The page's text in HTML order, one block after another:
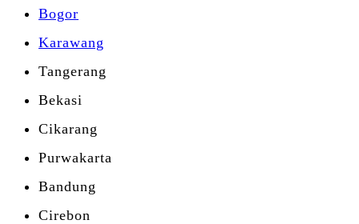
Bogor
Karawang
Tangerang
Bekasi
Cikarang
Purwakarta
Bandung
Cirebon